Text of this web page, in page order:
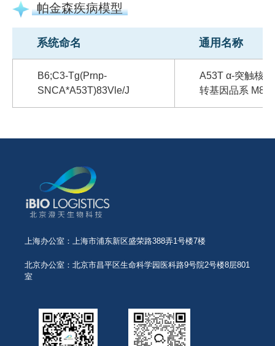
帕金森疾病模型
系统命名 通用名称
B6;C3-Tg(Prnp-
SNCA*A53T)83Vle/J
A53T α-突触核
转基因品系 M83
上海办公室：上海市浦东新区盛荣路388弄1号楼7楼
北京办公室：北京市昌平区生命科学园医科路9号院2号楼8层801
室